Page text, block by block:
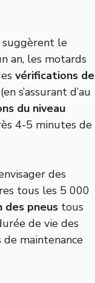
suggèrent le
an, les motards
vérifications de
s’assurant d’au
du niveau
4-5 minutes de
des
tous les 5 000
des pneus tous
de vie des
maintenance